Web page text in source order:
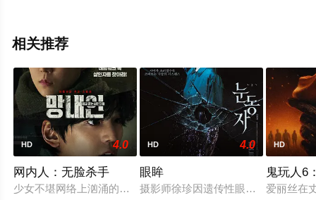
相关推荐
HD 4.0
网内人：无脸杀手
少女不堪网络上汹涌的匿名暴力，选择结束年轻的生命。悲愤
HD 4.0
眼眸
摄影师徐珍因遗传性眼病，视力正在
HD
鬼玩人6
爱丽丝在